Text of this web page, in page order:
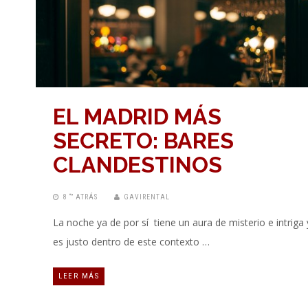
EL MADRID MÁS
SECRETO: BARES
CLANDESTINOS
8 “” ATRÁS GAVIRENTAL
La noche ya de por sí tiene un aura de misterio e intriga
es justo dentro de este contexto …
LEER MÁS